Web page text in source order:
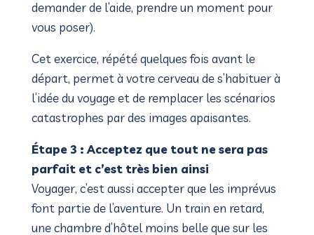
demander de l’aide, prendre un moment pour
vous poser).
Cet exercice, répété quelques fois avant le
départ, permet à votre cerveau de s’habituer à
l’idée du voyage et de remplacer les scénarios
catastrophes par des images apaisantes.
Étape 3 : Acceptez que tout ne sera pas
parfait et c’est très bien ainsi
Voyager, c’est aussi accepter que les imprévus
font partie de l’aventure. Un train en retard,
une chambre d’hôtel moins belle que sur les